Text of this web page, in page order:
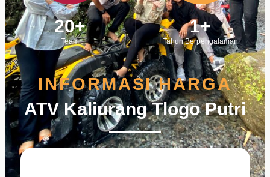
Team
20+
Tahun Berpengalaman
1+
INFORMASI HARGA
ATV Kaliurang Tlogo Putri